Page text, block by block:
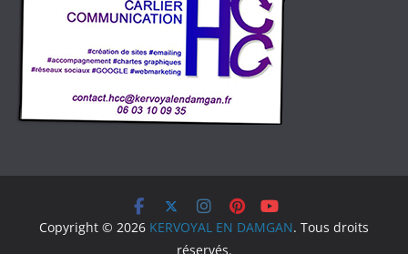
Copyright © 2026 KERVOYAL EN DAMGAN. Tous droits
réservés.